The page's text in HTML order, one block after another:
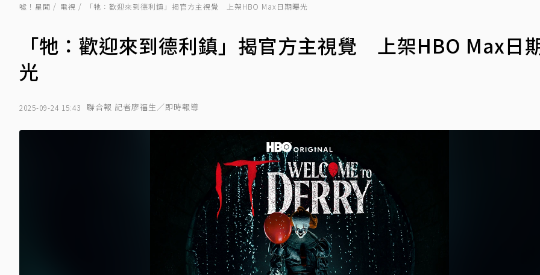
噓！星聞 電視 「牠：歡迎來到德利鎮」揭官方主視覺 上架HBO Max日期曝光
「牠：歡迎來到德利鎮」揭官方主視覺 上架HBO Max日
光
2025-09-24 15:43 聯合報 記者廖福生／即時報導